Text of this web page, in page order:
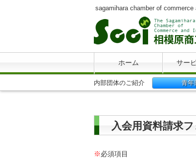
sagamihara chamber of commerce
ホーム サー
内部団体のご紹介 青年
入会用資料請求
※必須項目